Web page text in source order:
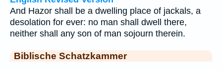
And Hazor shall be a dwelling place of jackals, a
desolation for ever: no man shall dwell there,
neither shall any son of man sojourn therein.
Biblische Schatzkammer